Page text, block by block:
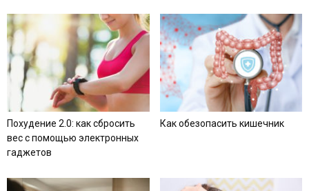
Похудение 2.0: как сбросить
вес с помощью электронных
гаджетов
Как обезопасить кишечник